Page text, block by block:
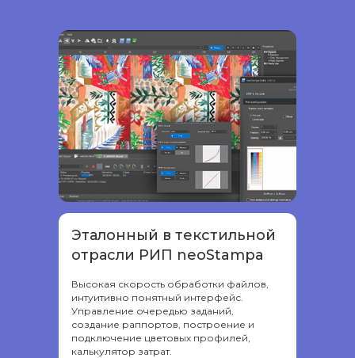
Эталонный в текстильной
отрасли РИП neoStampa
Высокая скорость обработки файлов,
интуитивно понятный интерфейс.
Управление очередью заданий,
создание раппортов, построение и
подключение цветовых профилей,
калькулятор затрат.